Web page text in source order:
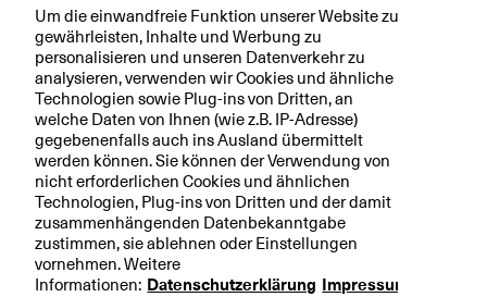
Um die einwandfreie Funktion unserer Website zu
gewährleisten, Inhalte und Werbung zu
personalisieren und unseren Datenverkehr zu
analysieren, verwenden wir Cookies und ähnliche
Technologien sowie Plug-ins von Dritten, an
welche Daten von Ihnen (wie z.B. IP-Adresse)
gegebenenfalls auch ins Ausland übermittelt
werden können. Sie können der Verwendung von
nicht erforderlichen Cookies und ähnlichen
Technologien, Plug-ins von Dritten und der damit
zusammenhängenden Datenbekanntgabe
zustimmen, sie ablehnen oder Einstellungen
vornehmen. Weitere
Informationen: Datenschutzerklärung Impressum